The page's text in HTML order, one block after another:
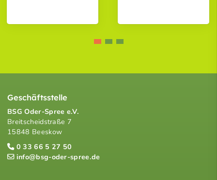
Geschäftsstelle
BSG Oder-Spree e.V.
Breitscheidstraße 7
15848 Beeskow
0 33 66 5 27 50
info@bsg-oder-spree.de